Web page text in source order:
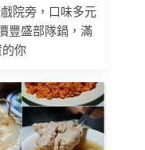
院旁，口味多元
豐盛部隊鍋，滿
的你